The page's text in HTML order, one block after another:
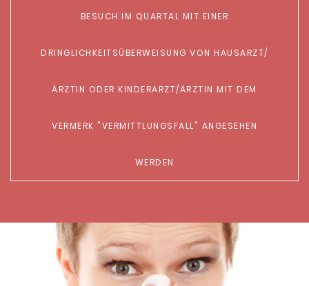
ESUCH IM QUARTAL MIT EINER D
RINGLICHKEITSÜBERWEISUNG VON HAUSARZT/Ä
RZTIN ODER KINDERARZT/ÄRZTIN MIT DEM V
ERMERK "VERMITTLUNGSFALL" ANGESEHEN
WERDEN